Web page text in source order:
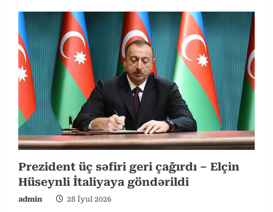
Prezident üç səfiri geri çağırdı – Elçin
Hüseynli İtaliyaya göndərildi
admin 28 İyul 2026